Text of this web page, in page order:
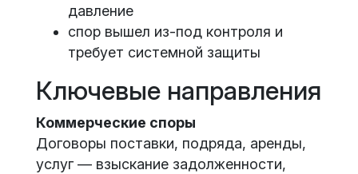
давление
спор вышел из-под контроля и
требует системной защиты
Ключевые направления
Коммерческие споры
Договоры поставки, подряда, аренды,
услуг — взыскание задолженности,